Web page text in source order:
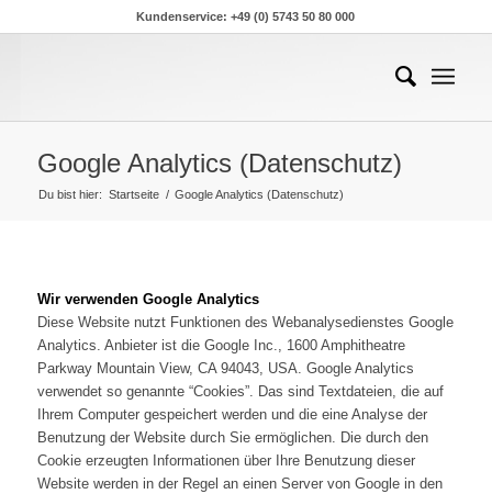
Kundenservice: +49 (0) 5743 50 80 000
Google Analytics (Datenschutz)
Du bist hier: Startseite / Google Analytics (Datenschutz)
Wir verwenden Google Analytics
Diese Website nutzt Funktionen des Webanalysedienstes Google
Analytics. Anbieter ist die Google Inc., 1600 Amphitheatre
Parkway Mountain View, CA 94043, USA. Google Analytics
verwendet so genannte “Cookies”. Das sind Textdateien, die auf
Ihrem Computer gespeichert werden und die eine Analyse der
Benutzung der Website durch Sie ermöglichen. Die durch den
Cookie erzeugten Informationen über Ihre Benutzung dieser
Website werden in der Regel an einen Server von Google in den